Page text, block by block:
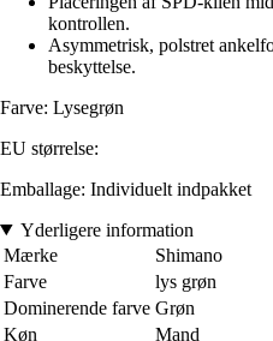
kontrollen.
Asymmetrisk, polstret
beskyttelse.
Farve: Lysegrøn
EU størrelse:
Emballage: Individuelt indpakket
Yderligere information
Mærke
Shimano
Farve
lys grøn
Dominerende farve Grøn
Køn
Mand